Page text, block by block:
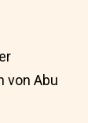
von Abu